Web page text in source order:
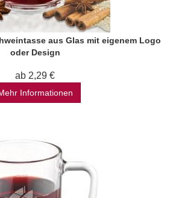
aus Glas mit eigenem Logo
oder Design
ab 2,29 €
Informationen